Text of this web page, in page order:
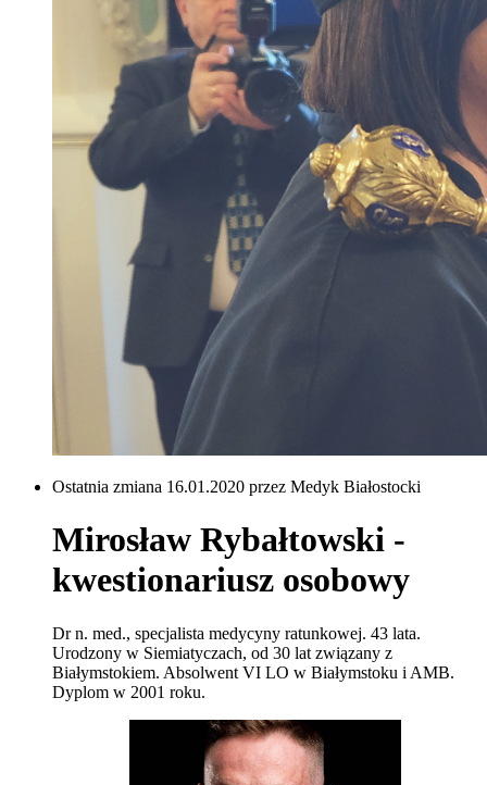
Ostatnia zmiana 16.01.2020 przez Medyk Białostocki
Mirosław Rybałtowski -
kwestionariusz osobowy
Dr n. med., specjalista medycyny ratunkowej. 43 lata.
Urodzony w Siemiatyczach, od 30 lat związany z
Białymstokiem. Absolwent VI LO w Białymstoku i AMB.
Dyplom w 2001 roku.